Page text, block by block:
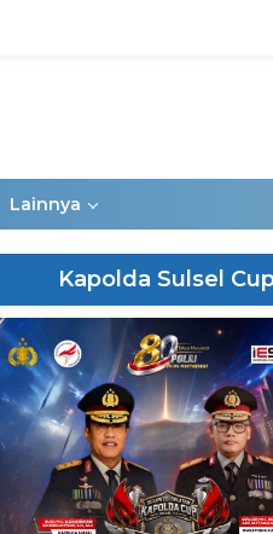
Lainnya
Kapolda Sulsel